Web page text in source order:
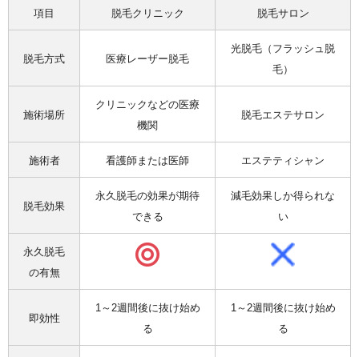
項目 脱毛クリニック 脱毛サロン
脱毛方式 医療レーザー脱毛
光脱毛（フラッシュ脱
毛）
施術場所
クリニックなどの医療
機関
脱毛エステサロン
施術者 看護師または医師 エステティシャン
脱毛効果
永久脱毛の効果が期待
できる
減毛効果しか得られな
い
永久脱毛
の有無
即効性
1～2週間後に抜け始め
る
1～2週間後に抜け始め
る